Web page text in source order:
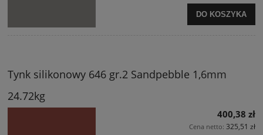
DO KOSZYKA
Tynk silikonowy 646 gr.2 Sandpebble 1,6mm
24.72kg
400,38 zł
Cena netto: 325,51 zł